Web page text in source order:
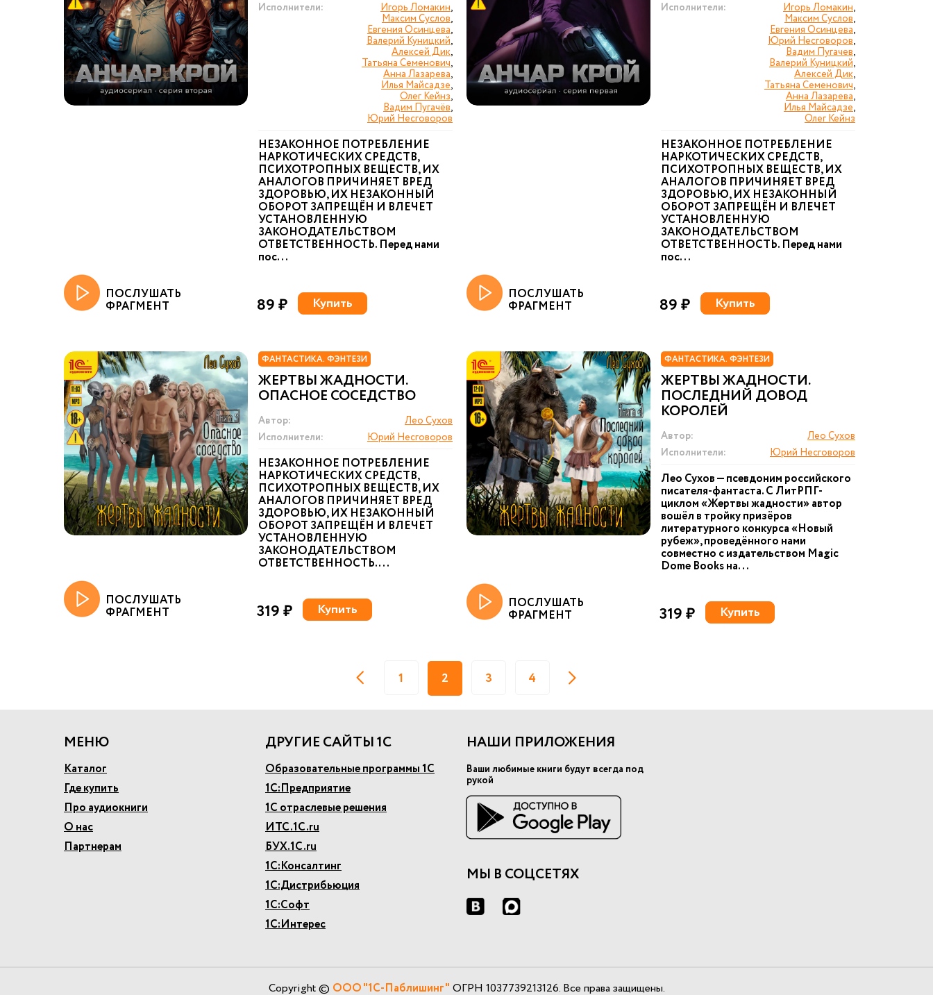
Исполнители:
Игорь Ломакин,
Максим Суслов,
Евгения Осинцева,
Валерий Куницкий,
Алексей Дик,
Татьяна Семенович,
Анна Лазарева,
Илья Майсадзе,
Олег Кейнз,
Вадим Пугачёв,
Юрий Несговоров
НЕЗАКОННОЕ ПОТРЕБЛЕНИЕ
НАРКОТИЧЕСКИХ СРЕДСТВ,
ПСИХОТРОПНЫХ ВЕЩЕСТВ, ИХ
АНАЛОГОВ ПРИЧИНЯЕТ ВРЕД
ЗДОРОВЬЮ, ИХ НЕЗАКОННЫЙ
ОБОРОТ ЗАПРЕЩЁН И ВЛЕЧЕТ
УСТАНОВЛЕННУЮ
ЗАКОНОДАТЕЛЬСТВОМ
ОТВЕТСТВЕННОСТЬ. Перед нами
пос...
ПОСЛУШАТЬ
ФРАГМЕНТ 89 ₽ Купить
Исполнители:
Игорь Ломакин,
Максим Суслов,
Евгения Осинцева,
Юрий Несговоров,
Вадим Пугачев,
Валерий Куницкий,
Алексей Дик,
Татьяна Семенович,
Анна Лазарева,
Илья Майсадзе,
Олег Кейнз
НЕЗАКОННОЕ ПОТРЕБЛЕНИЕ
НАРКОТИЧЕСКИХ СРЕДСТВ,
ПСИХОТРОПНЫХ ВЕЩЕСТВ, ИХ
АНАЛОГОВ ПРИЧИНЯЕТ ВРЕД
ЗДОРОВЬЮ, ИХ НЕЗАКОННЫЙ
ОБОРОТ ЗАПРЕЩЁН И ВЛЕЧЕТ
УСТАНОВЛЕННУЮ
ЗАКОНОДАТЕЛЬСТВОМ
ОТВЕТСТВЕННОСТЬ. Перед нами
пос...
ПОСЛУШАТЬ
ФРАГМЕНТ 89 ₽ Купить
ФАНТАСТИКА. ФЭНТЕЗИ
ЖЕРТВЫ ЖАДНОСТИ.
ОПАСНОЕ СОСЕДСТВО
Автор:
Лео Сухов
Исполнители:
Юрий Несговоров
НЕЗАКОННОЕ ПОТРЕБЛЕНИЕ
НАРКОТИЧЕСКИХ СРЕДСТВ,
ПСИХОТРОПНЫХ ВЕЩЕСТВ, ИХ
АНАЛОГОВ ПРИЧИНЯЕТ ВРЕД
ЗДОРОВЬЮ, ИХ НЕЗАКОННЫЙ
ОБОРОТ ЗАПРЕЩЁН И ВЛЕЧЕТ
УСТАНОВЛЕННУЮ
ЗАКОНОДАТЕЛЬСТВОМ
ОТВЕТСТВЕННОСТЬ. ...
ПОСЛУШАТЬ
ФРАГМЕНТ 319 ₽ Купить
ФАНТАСТИКА. ФЭНТЕЗИ
ЖЕРТВЫ ЖАДНОСТИ.
ПОСЛЕДНИЙ ДОВОД
КОРОЛЕЙ
Автор:
Лео Сухов
Исполнители:
Юрий Несговоров
Лео Сухов — псевдоним российского
писателя-фантаста. С ЛитРПГ-
циклом «Жертвы жадности» автор
вошёл в тройку призёров
литературного конкурса «Новый
рубеж», проведённого нами
совместно с издательством Magic
Dome Books на...
ПОСЛУШАТЬ
ФРАГМЕНТ 319 ₽ Купить
1 2 3 4
МЕНЮ
Каталог
Где купить
Про аудиокниги
О нас
Партнерам
ДРУГИЕ САЙТЫ 1С
Образовательные программы 1С
1С:Предприятие
1С отраслевые решения
ИТС.1С.ru
БУХ.1С.ru
1С:Консалтинг
1С:Дистрибьюция
1С:Софт
1С:Интерес
НАШИ ПРИЛОЖЕНИЯ
Ваши любимые книги будут всегда под
рукой
МЫ В СОЦСЕТЯХ
Copyright © ООО "1С-Паблишинг" ОГРН 1037739213126. Все права защищены.